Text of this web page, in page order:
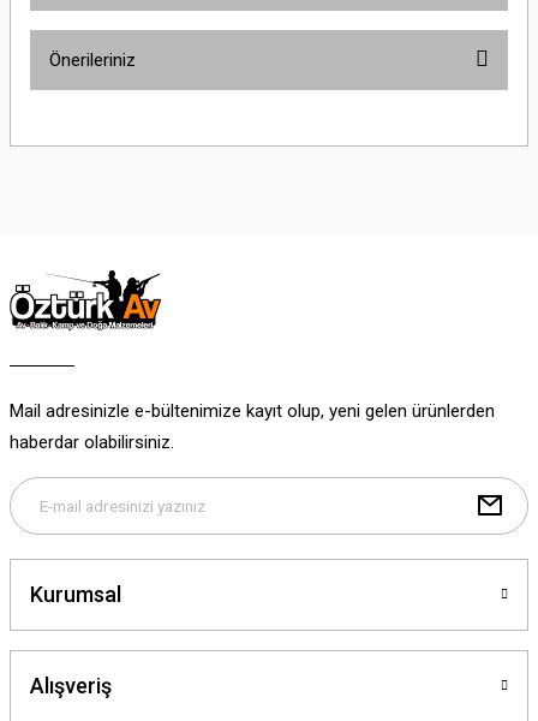
Önerileriniz
Ürün açıklamasında eksik bilgiler bulunuyor.
Ürün bilgilerinde hatalar bulunuyor.
Gönder
Mail adresinizle e-bültenimize kayıt olup, yeni gelen ürünlerden
haberdar olabilirsiniz.
Kurumsal
Alışveriş